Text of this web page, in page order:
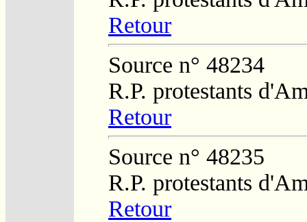
Retour
Source n° 48234
R.P. protestants
Retour
Source n° 48235
R.P. protestants
Retour